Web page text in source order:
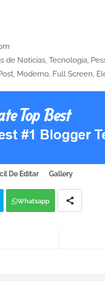
de Noticias, Tecnologia,
Moderno, Full Screen,
De Editar Gallery
Whatsapp